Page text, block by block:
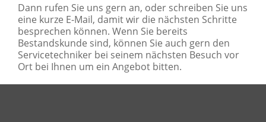
Dann rufen Sie uns gern an, oder schreiben Sie uns
eine kurze E-Mail, damit wir die nächsten Schritte
besprechen können. Wenn Sie bereits
Bestandskunde sind, können Sie auch gern den
Servicetechniker bei seinem nächsten Besuch vor
Ort bei Ihnen um ein Angebot bitten.